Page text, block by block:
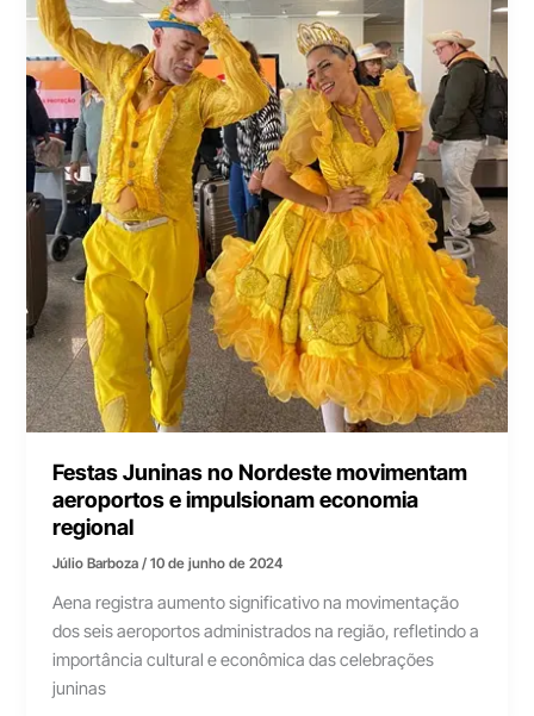
Festas Juninas no Nordeste movimentam
aeroportos e impulsionam economia
regional
Júlio Barboza/10 de junho de 2024
Aena registra aumento significativo na movimentação
dos seis aeroportos administrados na região, refletindo a
importância cultural e econômica das celebrações
juninas